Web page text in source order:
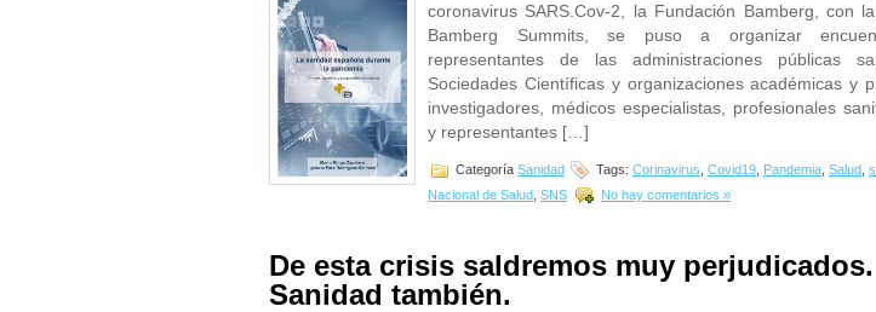
coronavirus SARS.Cov-2, la Fundación Bamberg, con
Bamberg Summits, se puso a organizar
representantes de las administraciones públicas
Sociedades Científicas y organizaciones académicas y
investigadores, médicos especialistas, profesionales
y representantes […]
Categoría Sanidad Tags: Corinavirus Covid19 Pandemia Salud
Nacional de Salud SNS No hay comentarios »
De esta crisis saldremos muy
Sanidad también.